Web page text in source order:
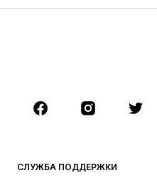
Аксессуары
НОВИНКИ
СЛУЖБА ПОДДЕРЖКИ